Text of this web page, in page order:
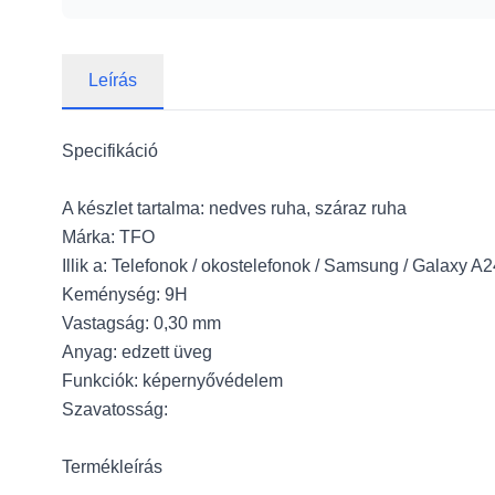
Leírás
Specifikáció
A készlet tartalma: nedves ruha, száraz ruha
Márka: TFO
Illik a: Telefonok / okostelefonok / Samsung / Galaxy
Keménység: 9H
Vastagság: 0,30 mm
Anyag: edzett üveg
Funkciók: képernyővédelem
Szavatosság:
Termékleírás